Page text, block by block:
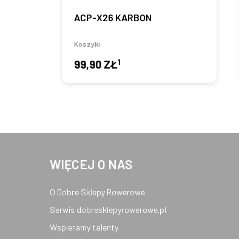
ACP-X26 KARBON
Koszyki
99,90 ZŁ1
WIĘCEJ O NAS
O Dobre Sklepy Rowerowe
Serwis dobresklepyrowerowe.pl
Wspieramy talenty